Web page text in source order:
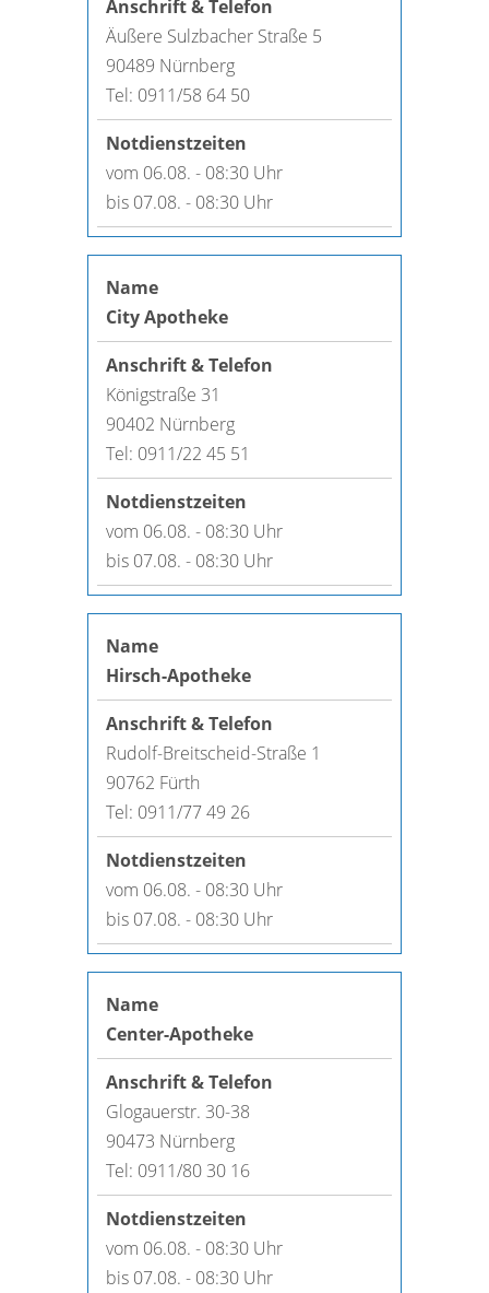
Äußere Sulzbacher Straße 5
90489 Nürnberg
Tel: 0911/58 64 50
vom 06.08. - 08:30 Uhr
bis 07.08. - 08:30 Uhr
City Apotheke
Königstraße 31
90402 Nürnberg
Tel: 0911/22 45 51
vom 06.08. - 08:30 Uhr
bis 07.08. - 08:30 Uhr
Hirsch-Apotheke
Rudolf-Breitscheid-Straße 1
90762 Fürth
Tel: 0911/77 49 26
vom 06.08. - 08:30 Uhr
bis 07.08. - 08:30 Uhr
Center-Apotheke
Glogauerstr. 30-38
90473 Nürnberg
Tel: 0911/80 30 16
vom 06.08. - 08:30 Uhr
bis 07.08. - 08:30 Uhr